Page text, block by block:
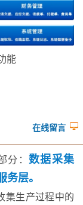
能
在线留言
分： 数据采集
层。
集生产过程中的